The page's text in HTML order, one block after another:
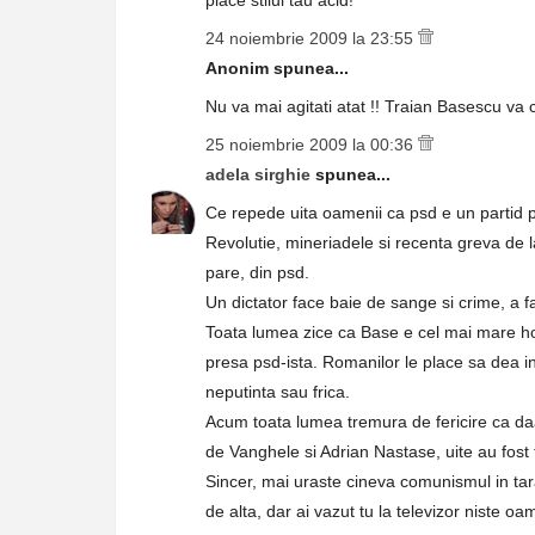
24 noiembrie 2009 la 23:55
Anonim spunea...
Nu va mai agitati atat !! Traian Basescu
25 noiembrie 2009 la 00:36
adela sirghie spunea...
Ce repede uita oamenii ca psd e un partid
Revolutie, mineriadele si recenta greva
pare, din psd.
Un dictator face baie de sange si crime, a
Toata lumea zice ca Base e cel mai mare
presa psd-ista. Romanilor le place sa dea
neputinta sau frica.
Acum toata lumea tremura de fericire ca
de Vanghele si Adrian Nastase, uite au
Sincer, mai uraste cineva comunismul in
de alta, dar ai vazut tu la televizor niste